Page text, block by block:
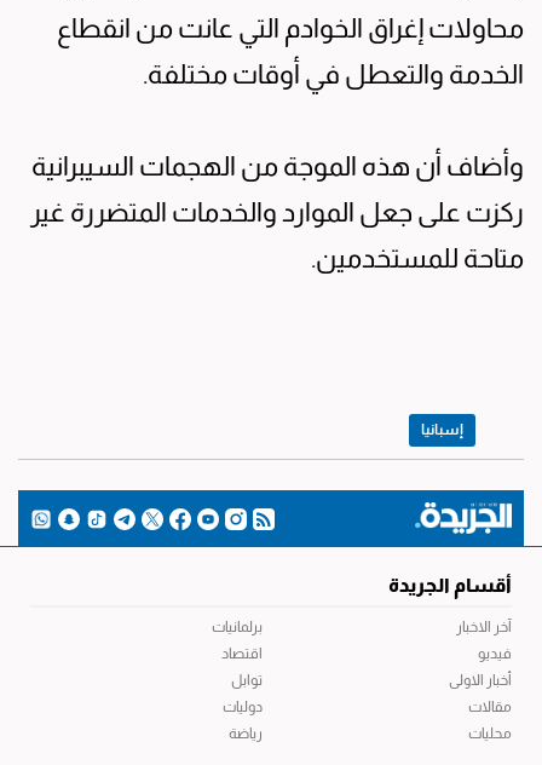
محاولات إغراق الخوادم التي عانت من انقطاع
الخدمة والتعطل في أوقات مختلفة.
وأضاف أن هذه الموجة من الهجمات السيبرانية
ركزت على جعل الموارد والخدمات المتضررة غير
متاحة للمستخدمين.
إسبانيا
أقسام الجريدة
آخر الاخبار
فيديو
أخبار الاولى
مقالات
محليات
برلمانيات
اقتصاد
توابل
دوليات
رياضة